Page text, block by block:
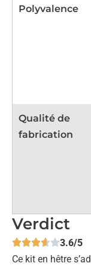
Polyvalence
Qualité de
fabrication
Verdict
3.6/5
Ce kit en hêtre